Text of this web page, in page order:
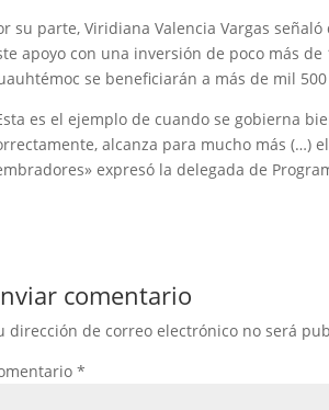
su parte, Viridiana Valencia Vargas
apoyo con una inversión de poco más
se beneficiarán a más de mil
es el ejemplo de cuando se gobierna
alcanza para mucho más (…)
expresó la delegada de
comentario
dirección de correo electrónico no será
*